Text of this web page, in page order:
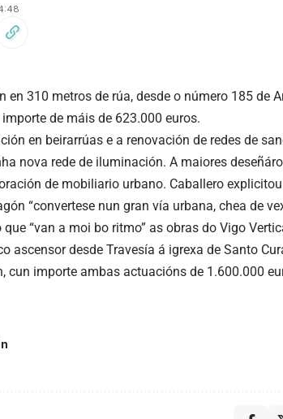
en 310 metros de rúa, desde o número 185 de
de máis de 623.000 euros.
en beirarrúas e a renovación de redes de
nova rede de iluminación. A maiores
de mobiliario urbano. Caballero
“convertese nun gran vía urbana, chea de
“van a moi bo ritmo” as obras do Vigo
ascensor desde Travesía á igrexa de Santo
cun importe ambas actuacións de 1.600.000